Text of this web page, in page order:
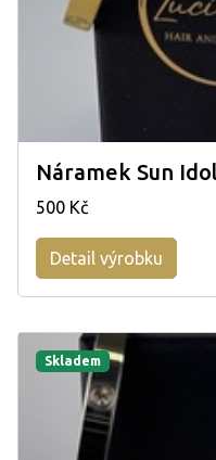
Náramek Sun
500 Kč
Detail výrobku
Skladem